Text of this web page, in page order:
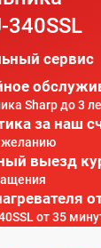
340SSL
сервис
Sharp до 3
за наш
желанию
выезд
от 35